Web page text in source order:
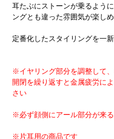
耳たぶにストーンが乗るよう
ングとも違った雰囲気が楽しめ
定番化したスタイリングを一
※イヤリング部分を調整して
開閉を繰り返すと金属疲労に
さい
※必ず顔側にアール部分が来
※片耳用の商品です